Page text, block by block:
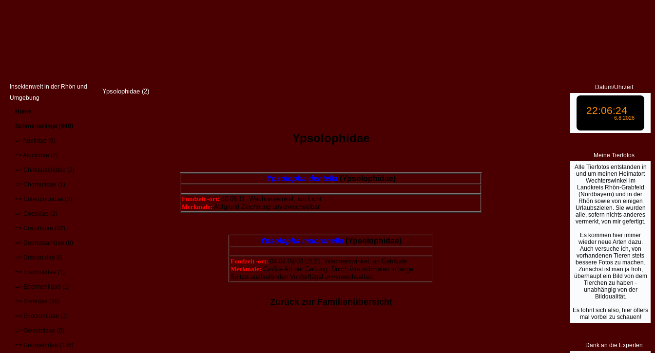
Insektenwelt in der Rhön und
Umgebung
Home
Schmetterlinge (640)
=> Adelidae (9)
=> Alucitidae (2)
=> Chimabachidae (2)
=> Choreutidae (1)
=> Coleophoridae (3)
=> Cossidae (2)
=> Crambidae (32)
=> Depressariidae (8)
=> Drepanidae 8)
=> Elachistidae (1)
=> Epermeniidae (1)
=> Erebidae (48)
=> Eriocraniidae (1)
=> Gelechiidae (8)
=> Geometridae (136)
Ypsolophidae (2)
Ypsolophidae
Ypsolopha dentella(Ypsolophidae)
Fundzeit -ort: 10.06.11. Wechterswinkel, am Licht
Merkmale: Aufgrund Zeichnung unverwechselbar
Ypsolopha mucronella (Ypsolophidae)
Fundzeit -ort: 04.04.09/03.03.21. Wechterswinkel, an Gebäude
Merkmale: Größte Art der Gattung. Durch ihre schmalen in lange
Spitze auslaufenden Vorderflügel unverwechselbar.
Zurück zur Familienübersicht
Datum/Uhrzeit
Meine Tierfotos
Alle Tierfotos entstanden in
und um meinen Heimatort
Wechterswinkel im
Landkreis Rhön-Grabfeld
(Nordbayern) und in der
Rhön sowie von einigen
Urlaubszielen. Sie wurden
alle, sofern nichts anderes
vermerkt, von mir gefertigt.
Es kommen hier immer
wieder neue Arten dazu.
Auch versuche ich, von
vorhandenen Tieren stets
bessere Fotos zu machen.
Zunächst ist man ja froh,
überhaupt ein Bild von dem
Tierchen zu haben -
unabhängig von der
Bildqualität.
Es lohnt sich also, hier öfters
mal vorbei zu schauen!
Dank an die Experten